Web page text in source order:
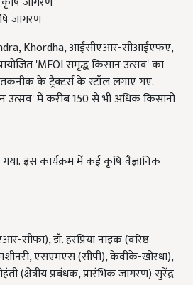
जागरण
Khordha, आईसीएआर-सीआईएफए,
'MFOI समृद्ध किसान उत्सव' का
तकनीक के ट्रैक्टर्स के स्टॉल लगाए गए.
उत्सव' में करीब 150 से भी अधिक किसानों
गया. इस कार्यक्रम में कई कृषि वैज्ञानिक
सीफा), डॉ. हरप्रिया नाइक (वरिष्ठ
मशीनरी, एसएमएस (सीपी), केवीके-खोरधा),
(क्षेत्रीय प्रबंधक, प्रारंभिक जागरण) सुरेंद्र